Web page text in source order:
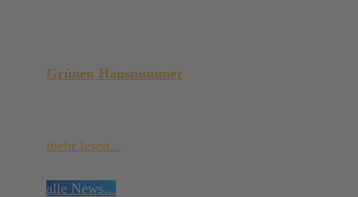
Grünen Hausnummer
mehr lesen...
alle News...